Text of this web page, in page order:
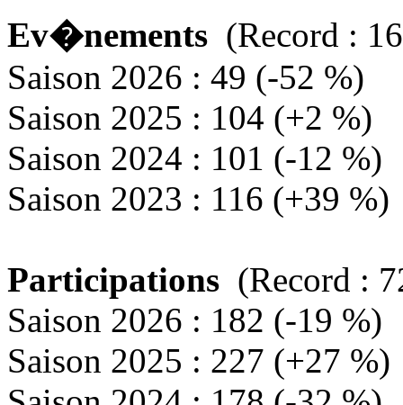
Ev�nements (Record :
Saison 2026 : 49 (-52 %)
Saison 2025 : 104 (+2 %)
Saison 2024 : 101 (-12 %)
Saison 2023 : 116 (+39 %)
Participations (Record :
Saison 2026 : 182 (-19 %)
Saison 2025 : 227 (+27 %)